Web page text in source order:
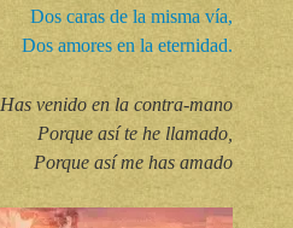
Dos caras de la misma vía,
Dos amores en la eternidad.
Has venido en la contra-mano
Porque así te he llamado,
Porque así me has amado